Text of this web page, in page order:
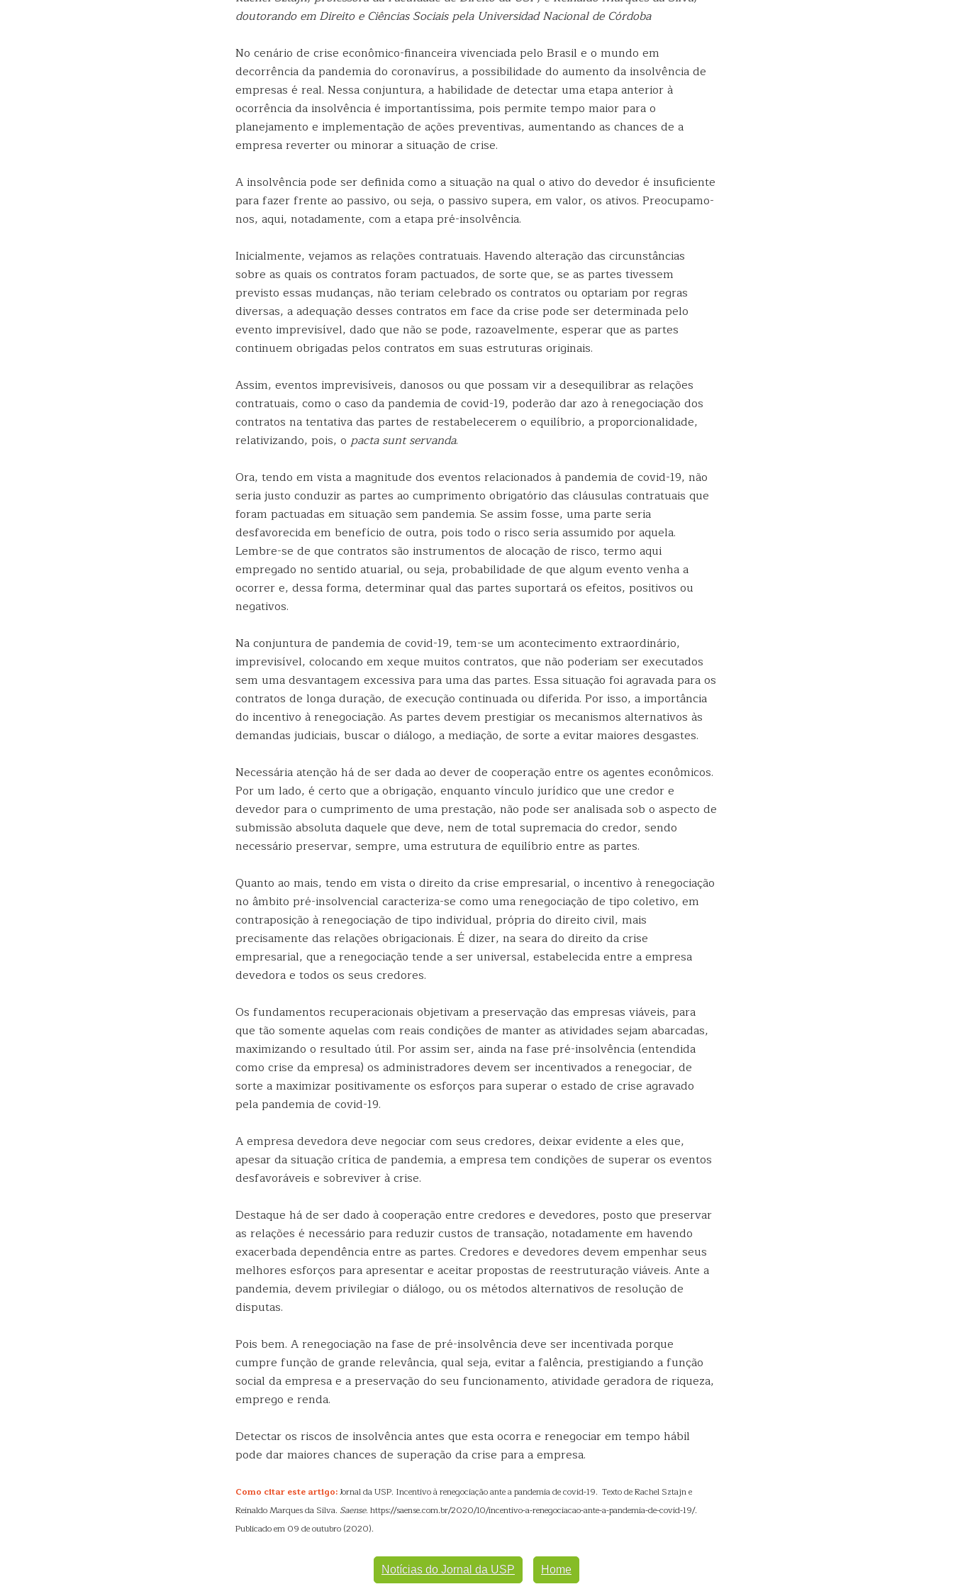
doutorando em Direito e Ciências Sociais pela Universidad Nacional de Córdoba
No cenário de crise econômico-financeira vivenciada pelo Brasil e o mundo em
decorrência da pandemia do coronavírus, a possibilidade do aumento da insolvência de
empresas é real. Nessa conjuntura, a habilidade de detectar uma etapa anterior à
ocorrência da insolvência é importantíssima, pois permite tempo maior para o
planejamento e implementação de ações preventivas, aumentando as chances de a
empresa reverter ou minorar a situação de crise.
A insolvência pode ser definida como a situação na qual o ativo do devedor é insuficiente
para fazer frente ao passivo, ou seja, o passivo supera, em valor, os ativos. Preocupamo-
nos, aqui, notadamente, com a etapa pré-insolvência.
Inicialmente, vejamos as relações contratuais. Havendo alteração das circunstâncias
sobre as quais os contratos foram pactuados, de sorte que, se as partes tivessem
previsto essas mudanças, não teriam celebrado os contratos ou optariam por regras
diversas, a adequação desses contratos em face da crise pode ser determinada pelo
evento imprevisível, dado que não se pode, razoavelmente, esperar que as partes
continuem obrigadas pelos contratos em suas estruturas originais.
Assim, eventos imprevisíveis, danosos ou que possam vir a desequilibrar as relações
contratuais, como o caso da pandemia de covid-19, poderão dar azo à renegociação dos
contratos na tentativa das partes de restabelecerem o equilíbrio, a proporcionalidade,
relativizando, pois, o pacta sunt servanda.
Ora, tendo em vista a magnitude dos eventos relacionados à pandemia de covid-19, não
seria justo conduzir as partes ao cumprimento obrigatório das cláusulas contratuais que
foram pactuadas em situação sem pandemia. Se assim fosse, uma parte seria
desfavorecida em benefício de outra, pois todo o risco seria assumido por aquela.
Lembre-se de que contratos são instrumentos de alocação de risco, termo aqui
empregado no sentido atuarial, ou seja, probabilidade de que algum evento venha a
ocorrer e, dessa forma, determinar qual das partes suportará os efeitos, positivos ou
negativos.
Na conjuntura de pandemia de covid-19, tem-se um acontecimento extraordinário,
imprevisível, colocando em xeque muitos contratos, que não poderiam ser executados
sem uma desvantagem excessiva para uma das partes. Essa situação foi agravada para os
contratos de longa duração, de execução continuada ou diferida. Por isso, a importância
do incentivo à renegociação. As partes devem prestigiar os mecanismos alternativos às
demandas judiciais, buscar o diálogo, a mediação, de sorte a evitar maiores desgastes.
Necessária atenção há de ser dada ao dever de cooperação entre os agentes econômicos.
Por um lado, é certo que a obrigação, enquanto vínculo jurídico que une credor e
devedor para o cumprimento de uma prestação, não pode ser analisada sob o aspecto de
submissão absoluta daquele que deve, nem de total supremacia do credor, sendo
necessário preservar, sempre, uma estrutura de equilíbrio entre as partes.
Quanto ao mais, tendo em vista o direito da crise empresarial, o incentivo à renegociação
no âmbito pré-insolvencial caracteriza-se como uma renegociação de tipo coletivo, em
contraposição à renegociação de tipo individual, própria do direito civil, mais
precisamente das relações obrigacionais. É dizer, na seara do direito da crise
empresarial, que a renegociação tende a ser universal, estabelecida entre a empresa
devedora e todos os seus credores.
Os fundamentos recuperacionais objetivam a preservação das empresas viáveis, para
que tão somente aquelas com reais condições de manter as atividades sejam abarcadas,
maximizando o resultado útil. Por assim ser, ainda na fase pré-insolvência (entendida
como crise da empresa) os administradores devem ser incentivados a renegociar, de
sorte a maximizar positivamente os esforços para superar o estado de crise agravado
pela pandemia de covid-19.
A empresa devedora deve negociar com seus credores, deixar evidente a eles que,
apesar da situação crítica de pandemia, a empresa tem condições de superar os eventos
desfavoráveis e sobreviver à crise.
Destaque há de ser dado à cooperação entre credores e devedores, posto que preservar
as relações é necessário para reduzir custos de transação, notadamente em havendo
exacerbada dependência entre as partes. Credores e devedores devem empenhar seus
melhores esforços para apresentar e aceitar propostas de reestruturação viáveis. Ante a
pandemia, devem privilegiar o diálogo, ou os métodos alternativos de resolução de
disputas.
Pois bem. A renegociação na fase de pré-insolvência deve ser incentivada porque
cumpre função de grande relevância, qual seja, evitar a falência, prestigiando a função
social da empresa e a preservação do seu funcionamento, atividade geradora de riqueza,
emprego e renda.
Detectar os riscos de insolvência antes que esta ocorra e renegociar em tempo hábil
pode dar maiores chances de superação da crise para a empresa.
Como citar este artigo:Jornal da USP. Incentivo à renegociação ante a pandemia de covid-19. Texto de Rachel Sztajn e
Reinaldo Marques da Silva. Saense. https://saense.com.br/2020/10/incentivo-a-renegociacao-ante-a-pandemia-de-covid-19/.
Publicado em 09 de outubro (2020).
Notícias do Jornal da USP Home